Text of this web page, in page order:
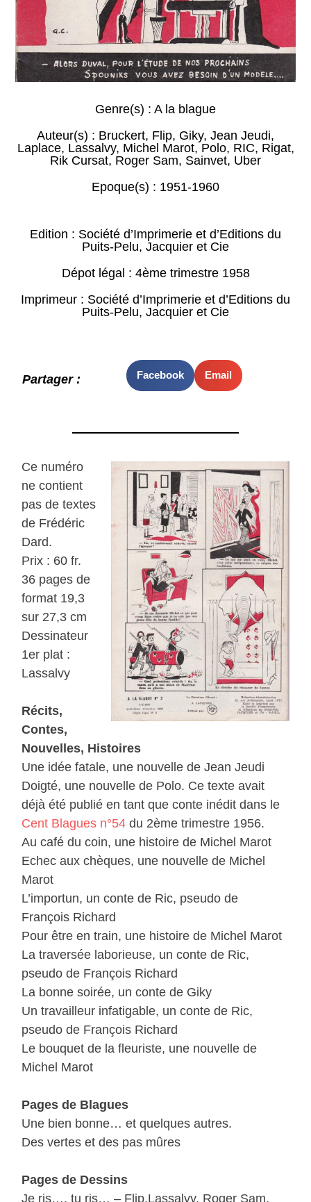
Genre(s) : A la blague
Auteur(s) : Bruckert, Flip, Giky, Jean Jeudi,
Laplace, Lassalvy, Michel Marot, Polo, RIC, Rigat,
Rik Cursat, Roger Sam, Sainvet, Uber
Epoque(s) : 1951-1960
Edition : Société d’Imprimerie et d’Editions du
Puits-Pelu, Jacquier et Cie
Dépot légal : 4ème trimestre 1958
Imprimeur : Société d’Imprimerie et d’Editions du
Puits-Pelu, Jacquier et Cie
Partager : Facebook Email
Ce numéro
ne contient
pas de textes
de Frédéric
Dard.
Prix : 60 fr.
36 pages de
format 19,3
sur 27,3 cm
Dessinateur
1er plat :
Lassalvy
Récits,
Contes,
Nouvelles, Histoires
Une idée fatale, une nouvelle de Jean Jeudi
Doigté, une nouvelle de Polo. Ce texte avait
déjà été publié en tant que conte inédit dans le
Cent Blagues n°54 du 2ème trimestre 1956.
Au café du coin, une histoire de Michel Marot
Echec aux chèques, une nouvelle de Michel
Marot
L’importun, un conte de Ric, pseudo de
François Richard
Pour être en train, une histoire de Michel Marot
La traversée laborieuse, un conte de Ric,
pseudo de François Richard
La bonne soirée, un conte de Giky
Un travailleur infatigable, un conte de Ric,
pseudo de François Richard
Le bouquet de la fleuriste, une nouvelle de
Michel Marot
Pages de Blagues
Une bien bonne… et quelques autres.
Des vertes et des pas mûres
Pages de Dessins
Je ris…, tu ris… – Flip,Lassalvy, Roger Sam,